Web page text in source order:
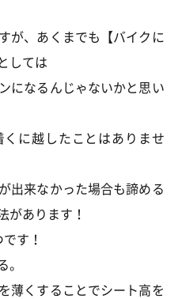
が、あくまでも【バイクに
しては
になるんじゃないかと思い
くに越したことはありませ
出来なかった場合も諦める
があります！
す！
薄くすることでシート高を